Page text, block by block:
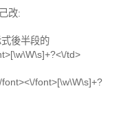
改:
後半段的
td>
font>[\w\W\s]+?